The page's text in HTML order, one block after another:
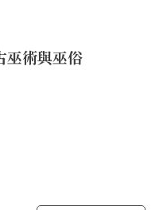
巫術與巫俗